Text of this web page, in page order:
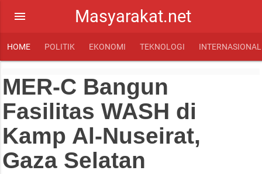
Masyarakat.net
menu
HOME POLITIK EKONOMI TEKNOLOGI INTERNASIONAL
MER-C Bangun
Fasilitas WASH di
Kamp Al-Nuseirat,
Gaza Selatan